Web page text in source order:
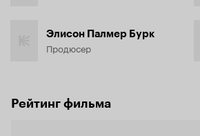
Элисон Палмер Бурк
Продюсер
Рейтинг фильма